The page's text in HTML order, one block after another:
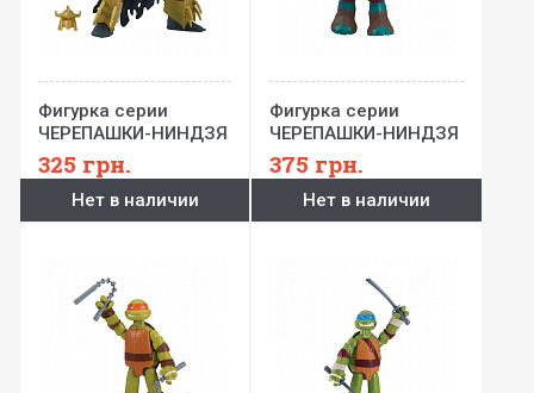
Фигурка серии
ЧЕРЕПАШКИ-НИНДЗЯ
НОВЫЕ
ПРИКЛЮЧЕНИЯ –
Шреддер (12 см)
325 грн.
Нет в наличии
Фигурка серии
ЧЕРЕПАШКИ-НИНДЗЯ
МУТАНТ XL - Рафаэль
(27 см)
375 грн.
Нет в наличии